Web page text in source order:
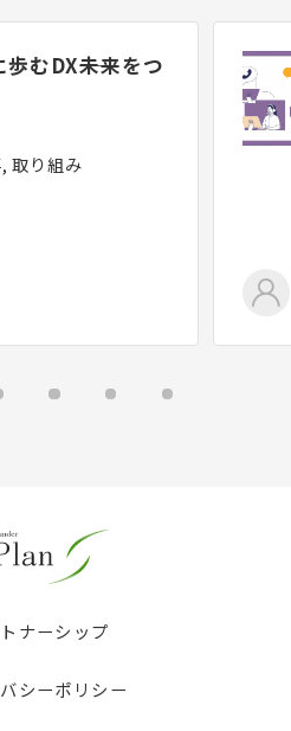
むDX――未来をつ
取り組み
ナーシップ
シーポリシー